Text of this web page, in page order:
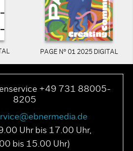
PAGE N° 01 2025 DIGITAL
+49 731 88005-
8205
Uhr bis 17.00 Uhr,
bis 15.00 Uhr)